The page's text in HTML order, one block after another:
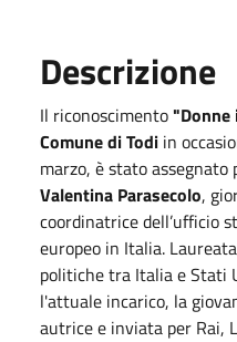
Descrizione
Il riconoscimento
Comune di Todi in
marzo, è stato
Valentina Parasecolo,
coordinatrice dell’ufficio
europeo in Italia.
politiche tra Italia e Stati
l'attuale incarico, la
autrice e inviata per Rai,